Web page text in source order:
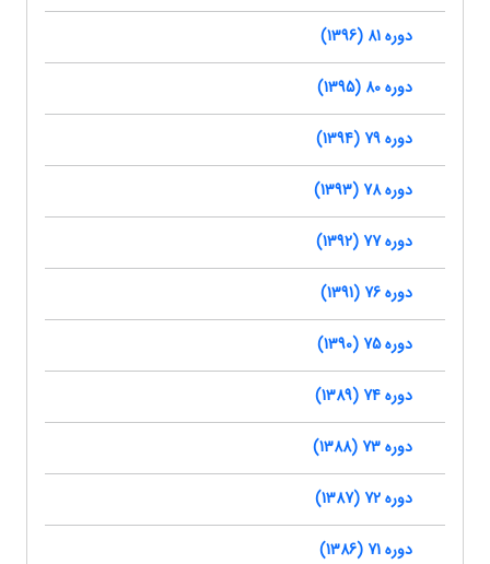
دوره 81 (1396)
دوره 80 (1395)
دوره 79 (1394)
دوره 78 (1393)
دوره 77 (1392)
دوره 76 (1391)
دوره 75 (1390)
دوره 74 (1389)
دوره 73 (1388)
دوره 72 (1387)
دوره 71 (1386)